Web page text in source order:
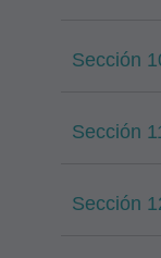
Sección
Sección
Sección